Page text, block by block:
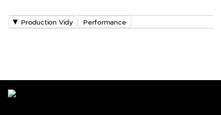
Production Vidy Performance